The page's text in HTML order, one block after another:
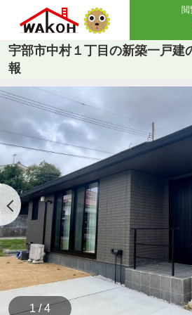
閲
宇部市中村１丁目の新築一戸建
報
1 / 4